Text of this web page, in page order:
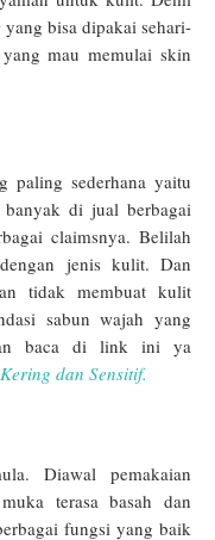
yang bisa dipakai sehari-
mau memulai skin
paling sederhana yaitu
di jual berbagai
claimsnya. Belilah
jenis kulit. Dan
tidak membuat kulit
sabun wajah yang
baca di link ini ya
dan Sensitif.
Diawal pemakaian
terasa basah dan
fungsi yang baik